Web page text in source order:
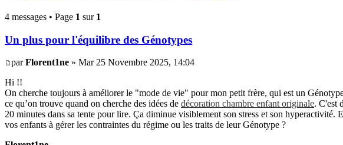
4 messages • Page 1 sur 1
Un plus pour l'équilibre des Génotypes
parFlorent1ne » Mar 25 Novembre 2025, 14:04
Hi !!
On cherche toujours à améliorer le "mode de vie" pour mon petit frère, qui est un
ce qu’on trouve quand on cherche des idées de décoration chambre enfant originale. C'est
20 minutes dans sa tente pour lire. Ça diminue visiblement son stress et son
vos enfants à gérer les contraintes du régime ou les traits de leur Génotype ?